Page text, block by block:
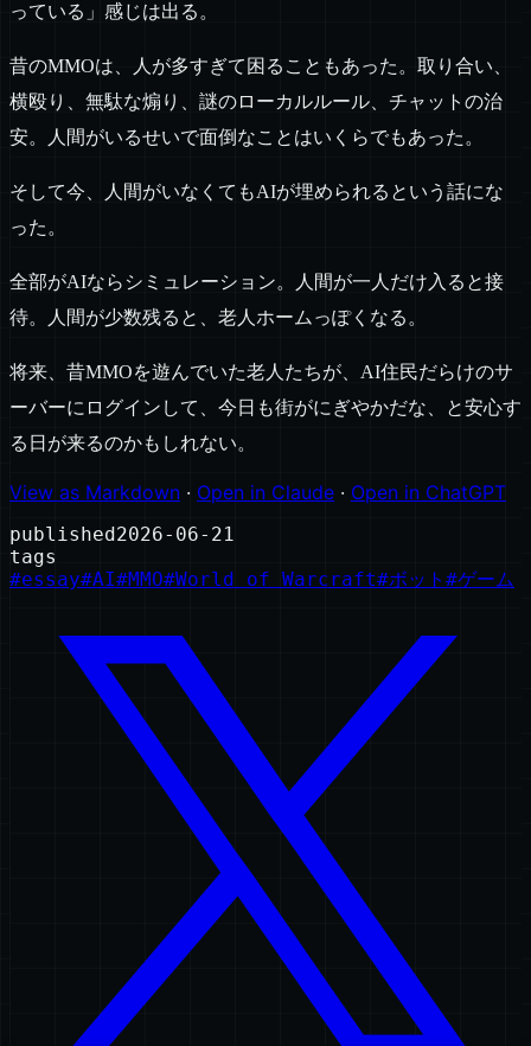
っている」感じは出る。
昔のMMOは、人が多すぎて困ることもあった。取り合い、
横殴り、無駄な煽り、謎のローカルルール、チャットの治
安。人間がいるせいで面倒なことはいくらでもあった。
そして今、人間がいなくてもAIが埋められるという話にな
った。
全部がAIならシミュレーション。人間が一人だけ入ると接
待。人間が少数残ると、老人ホームっぽくなる。
将来、昔MMOを遊んでいた老人たちが、AI住民だらけのサ
ーバーにログインして、今日も街がにぎやかだな、と安心す
る日が来るのかもしれない。
View as Markdown · Open in Claude · Open in ChatGPT
published 2026-06-21
tags
#essay#AI#MMO#World of Warcraft#ボット #ゲーム